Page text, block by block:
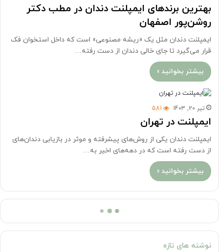
بهترین برندهای ایمپلنت دندان در مطب دکتر
روشن‌پور اصفهان
ایمپلنت دندان مثل یک «ریشه مصنوعی» است که داخل استخوان فک
قرار می‌گیرد تا جای خالی دندان از دست رفته…
بیشتر بخوانید »
تیر 20, 1403 581
ایمپلنت در تهران
ایمپلنت دندان یکی از روش‌های پیشرفته و موثر در بازیابی دندان‌های
از دست رفته است که در دهه‌های اخیر به…
بیشتر بخوانید »
نوشته های تازه